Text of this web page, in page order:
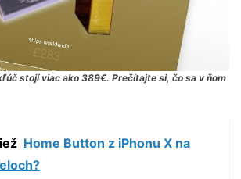
stojí viac ako 389€. Prečítajte si, čo sa v ňom
Home Button z iPhonu X na